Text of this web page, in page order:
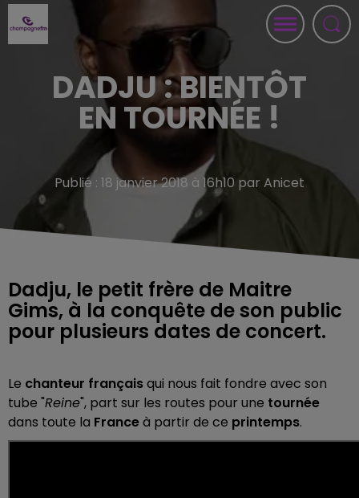
DADJU : BIENTÔT
EN TOURNÉE !
Publié : 18 janvier 2018 à 16h10 par Anicet
Dadju, le petit frère de Maitre
Gims, à la conquête de son public
pour plusieurs dates de concert.
Le chanteur françaisqui nous fait fondre avec son
tube "Reine", part sur les routes pour une tournée
dans toute la Franceà partir de ce printemps.